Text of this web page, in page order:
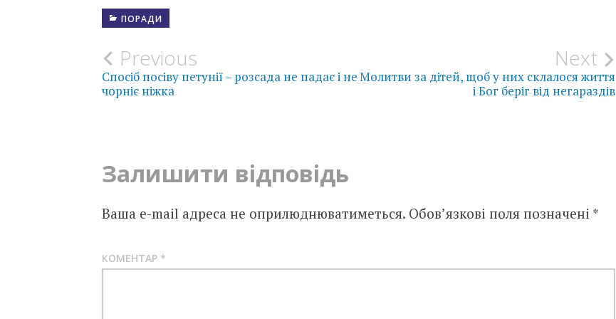
ПОРАДИ
Post
navigation
Previous
Спосіб посіву петунії – розсада не падає і не
чорніє ніжка
Next
Молитви за дітей, щоб у них склалося життя
і Бог беріг від негараздів
Залишити відповідь
Ваша e-mail адреса не оприлюднюватиметься. Обов’язкові поля позначені *
КОМЕНТАР *